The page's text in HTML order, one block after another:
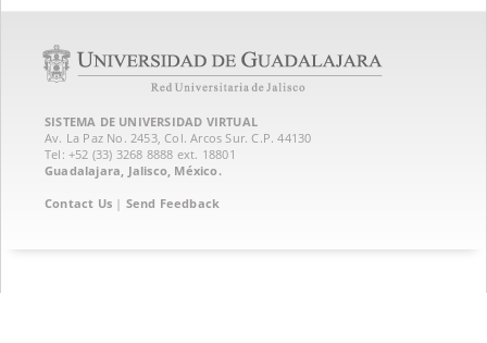
SISTEMA DE UNIVERSIDAD VIRTUAL
Av. La Paz No. 2453, Col. Arcos Sur. C.P. 44130
Tel: +52 (33) 3268 8888‏ ext. 18801
Guadalajara, Jalisco, México.
Contact Us | Send Feedback